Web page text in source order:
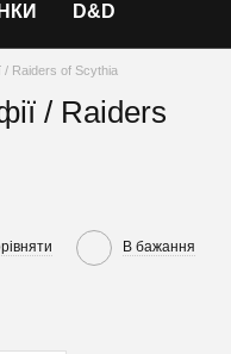
D&D
/ Raiders of Scythia
/ Raiders
В бажання